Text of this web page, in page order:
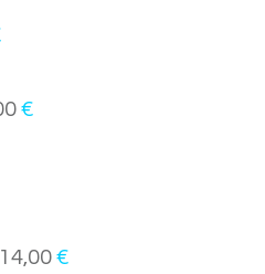
€
€